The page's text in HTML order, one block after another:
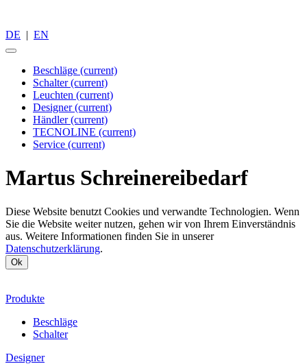
DE | EN
Beschläge (current)
Schalter(current)
Leuchten (current)
Designer(current)
Händler(current)
TECNOLINE (current)
Service (current)
Martus Schreinereibedarf
Diese Website benutzt Cookies und verwandte Technologien. Wenn
Sie die Website weiter nutzen, gehen wir von Ihrem Einverständnis
aus. Weitere Informationen finden Sie in unserer
Datenschutzerklärung.
Ok
Produkte
Beschläge
Schalter
Designer